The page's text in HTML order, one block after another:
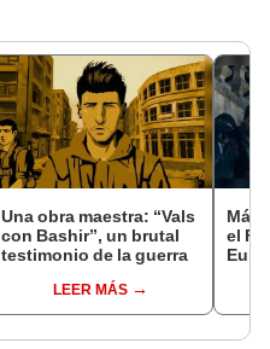
Una obra maestra: “Vals
con Bashir”, un brutal
testimonio de la guerra
LEER MÁS
Más
el